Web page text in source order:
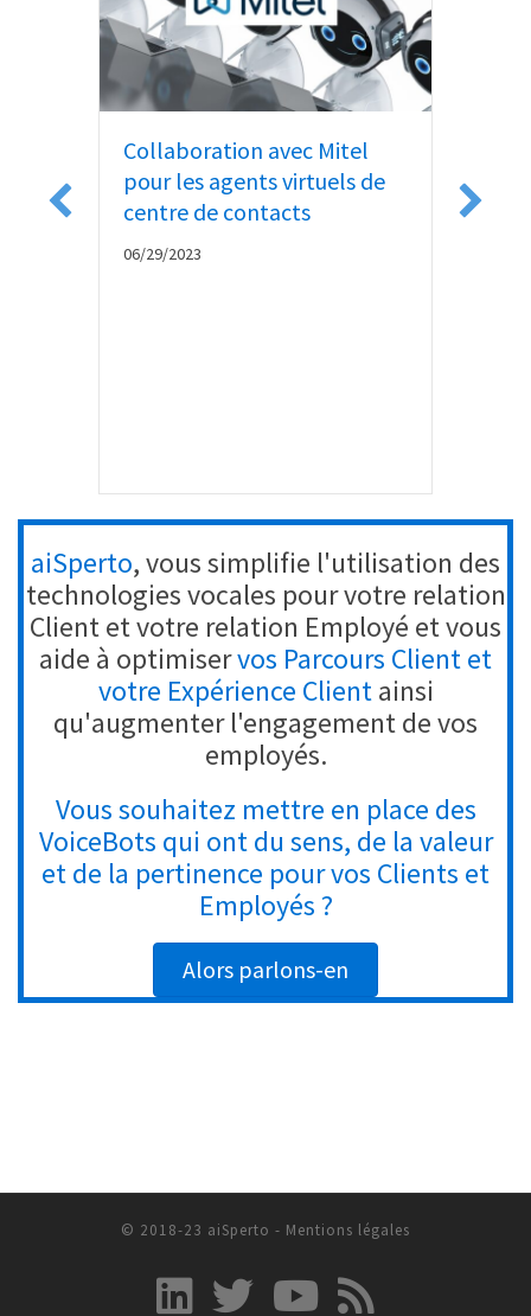
Collaboration avec Mitel
pour les agents virtuels de
centre de contacts
06/29/2023
aiSperto, vous simplifie l'utilisation des
technologies vocales pour votre relation
Client et votre relation Employé et vous
aide à optimiservos Parcours Client et
votre Expérience Clientainsi
qu'augmenter l'engagement de vos
employés.
Vous souhaitez mettre en place des
VoiceBots qui ont du sens, de la valeur
et de la pertinence pour vos Clients et
Employés ?
Alors parlons-en
© 2018-23 aiSperto - Mentions légales